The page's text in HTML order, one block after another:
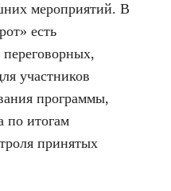
мероприятий. В
есть
участников
программы,
по итогам
принятых